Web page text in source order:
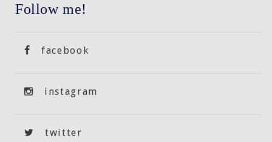
Follow me!
facebook
instagram
twitter